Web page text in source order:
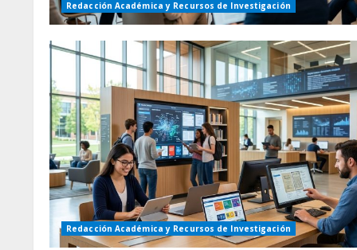
Redacción Académica y Recursos de Investigación
Redacción Académica y Recursos de Investigación